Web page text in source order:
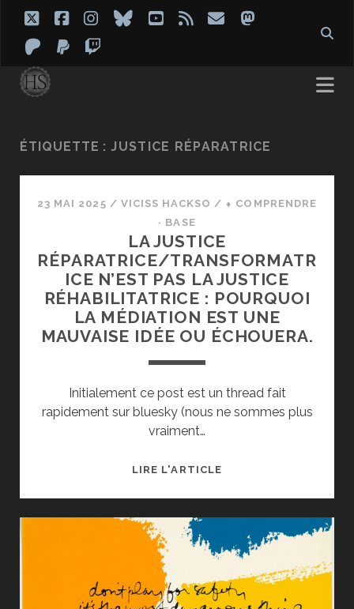
twitterfacebook
instagram
blueskyyoutube
rss emailmastodon
patreon
paypal
ÉTIQUETTE :JUSTICE RÉPARATRICE
23 MAI 2025 / VICISS HACKSO / ⬧ COMPRENDRE
· BASE
LA JUSTICE
RÉPARATRICE/TRANSFORMATR
ICE N’EST PAS LA JUSTICE
RÉHABILITATRICE : POURQUOI
LA MÉDIATION EST UNE
MAUVAISE IDÉE OU ÉCHOUERA.
Initialement ce post est un thread fait
rapidement sur bluesky (nous ne sommes plus
vraiment…
LIRE L'ARTICLELA
PAS
JUSTICE
RÉHABILITATRICE :